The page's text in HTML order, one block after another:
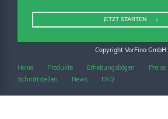
JETZT STARTEN
Copyright VorFina GmbH
Home Produkte Erhebungsbögen Preise
Schnittstellen
News FAQ